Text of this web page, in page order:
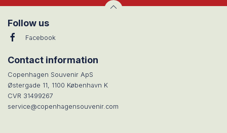
Høj
Kvalitet
Lave Stort
Follow us
Facebook
Contact information
Copenhagen Souvenir ApS
Østergade 11, 1100 København K
CVR 31499267
service@copenhagensouvenir.com